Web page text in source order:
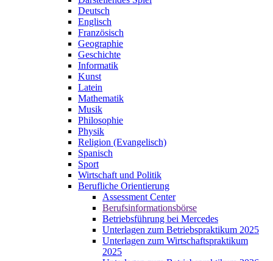
Deutsch
Englisch
Französisch
Geographie
Geschichte
Informatik
Kunst
Latein
Mathematik
Musik
Philosophie
Physik
Religion (Evangelisch)
Spanisch
Sport
Wirtschaft und Politik
Berufliche Orientierung
Assessment Center
Berufsinformationsbörse
Betriebsführung bei Mercedes
Unterlagen zum Betriebspraktikum 2025
Unterlagen zum Wirtschaftspraktikum
2025